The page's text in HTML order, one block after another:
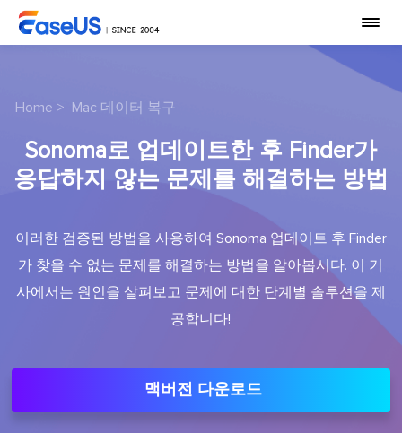
Home > Mac 데이터 복구
Sonoma로 업데이트한 후 Finder가
응답하지 않는 문제를 해결하는 방법
이러한 검증된 방법을 사용하여 Sonoma 업데이트 후 Finder
가 찾을 수 없는 문제를 해결하는 방법을 알아봅시다. 이 기
사에서는 원인을 살펴보고 문제에 대한 단계별 솔루션을 제
공합니다!
맥버전 다운로드